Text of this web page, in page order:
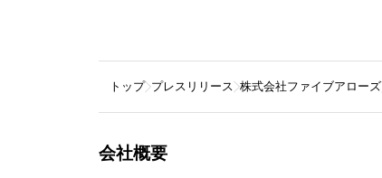
トップ プレスリリース 株式会社ファイブアローズ
会社概要